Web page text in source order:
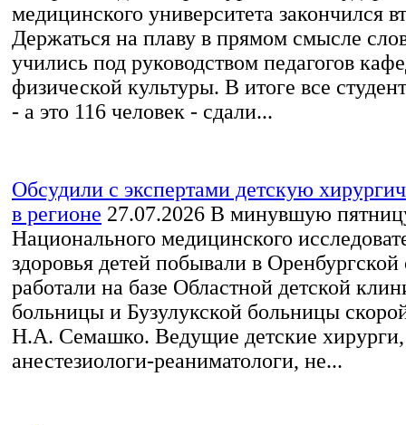
медицинского университета закончился
Держаться на плаву в прямом смысле
учились под руководством педагогов
физической культуры. В итоге все
- а это 116 человек - сдали...
Обсудили с экспертами детскую
в регионе 27.07.2026 В минувшую
Национального медицинского
здоровья детей побывали в
работали на базе Областной детской
больницы и Бузулукской больницы
Н.А. Семашко. Ведущие детские хирурги,
анестезиологи-реаниматологи, не...